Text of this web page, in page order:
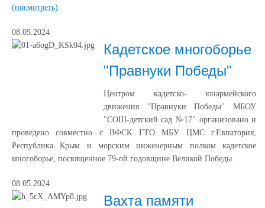
(посмотреть)
08.05.2024
Кадетское многоборье
"Правнуки Победы"
Центром кадетско- юнармейского
движения "Правнуки Победы" МБОУ
"СОШ-детский сад №17" организовано и
проведено совместно с ВФСК ГТО МБУ ЦМС г.Евпатория,
Республика Крым и морским инженерным полком кадетское
многоборье, посвященное 79-ой годовщине Великой Победы.
08.05.2024
Вахта памяти